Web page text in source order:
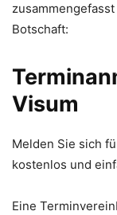
Botschaft:
Visum
Melden Sie sich
kostenlos und
Eine